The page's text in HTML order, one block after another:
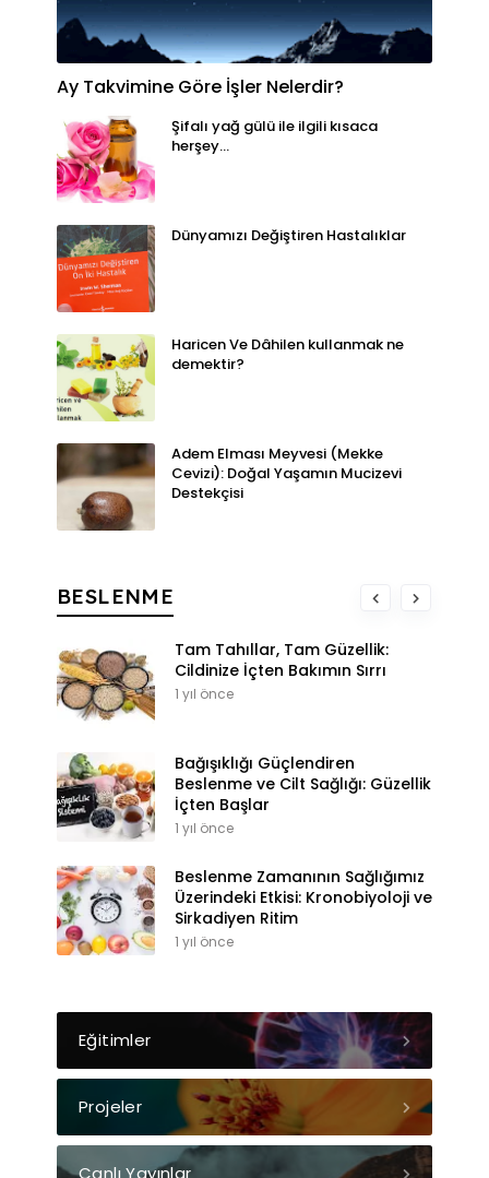
Ay Takvimine Göre İşler Nelerdir?
Şifalı yağ gülü ile ilgili kısaca
herşey...
Dünyamızı Değiştiren Hastalıklar
Haricen Ve Dâhilen kullanmak ne
demektir?
Adem Elması Meyvesi (Mekke
Cevizi): Doğal Yaşamın Mucizevi
Destekçisi
BESLENME
Tam Tahıllar, Tam Güzellik:
Cildinize İçten Bakımın Sırrı
1 yıl önce
Bağışıklığı Güçlendiren
Beslenme ve Cilt Sağlığı: Güzellik
İçten Başlar
1 yıl önce
Beslenme Zamanının Sağlığımız
Üzerindeki Etkisi: Kronobiyoloji ve
Sirkadiyen Ritim
1 yıl önce
Eğitimler
Projeler
Canlı Yayınlar